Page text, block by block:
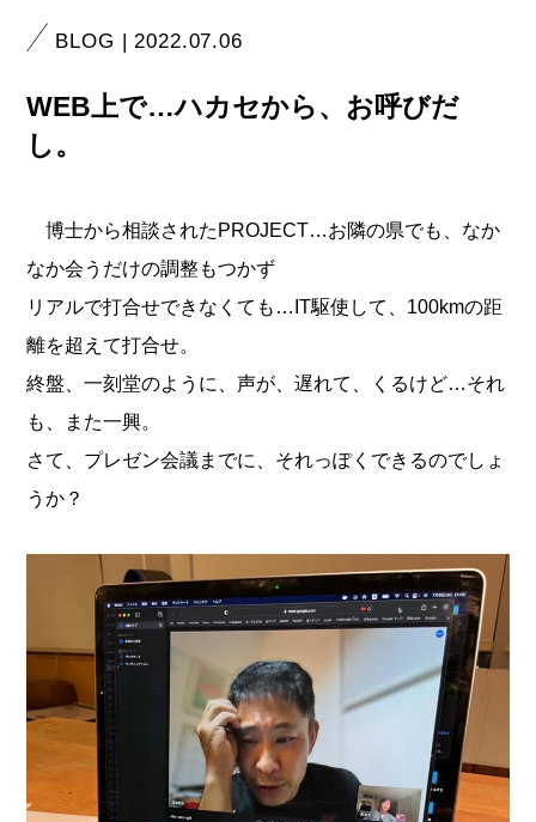
BLOG | 2022.07.06
WEB上で…ハカセから、お呼びだ
し。
博士から相談されたPROJECT…お隣の県でも、なか
なか会うだけの調整もつかず
リアルで打合せできなくても…IT駆使して、100kmの距
離を超えて打合せ。
終盤、一刻堂のように、声が、遅れて、くるけど…それ
も、また一興。
さて、プレゼン会議までに、それっぽくできるのでしょ
うか？